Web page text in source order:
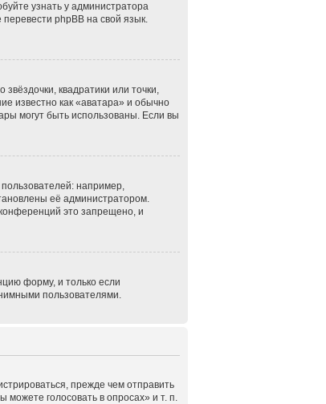
узнать у администратора
phpBB на свой язык.
квадратики или точки,
известно как «аватара» и обычно
могут быть использованы. Если вы
например,
её администратором.
это запрещено, и
форму, и только если
пользователями.
прежде чем отправить
голосовать в опросах» и т. п.